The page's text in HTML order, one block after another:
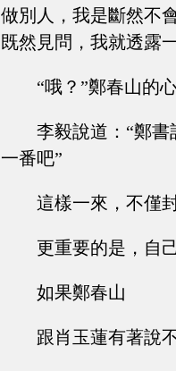
做別人，我是斷然不
既然見問，我就透露
“哦？”鄭春山的
李毅說道：“鄭
一番吧”
這樣一來，不僅
更重要的是，自
如果鄭春山
跟肖玉蓮有著說